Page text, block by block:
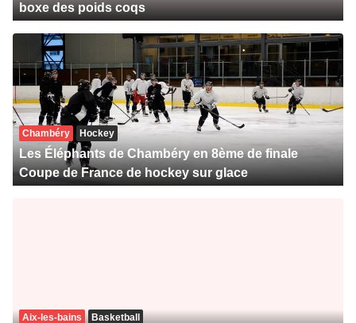
boxe des poids coqs
Chambéry Hockey
Les Éléphants de Chambéry en 8ème de finale
Coupe de France de hockey sur glace
Aix-les-bains Basketball